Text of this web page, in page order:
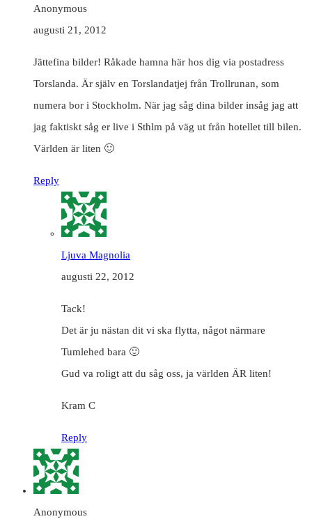
Anonymous
augusti 21, 2012
Jättefina bilder! Råkade hamna här hos dig via postadress
Torslanda. Är själv en Torslandatjej från Trollrunan, som
numera bor i Stockholm. När jag såg dina bilder insåg jag att
jag faktiskt såg er live i Sthlm på väg ut från hotellet till bilen.
Världen är liten 🙂
Reply
Ljuva Magnolia
augusti 22, 2012
Tack!
Det är ju nästan dit vi ska flytta, något närmare
Tumlehed bara 🙂
Gud va roligt att du såg oss, ja världen ÄR liten!
Kram C
Reply
Anonymous